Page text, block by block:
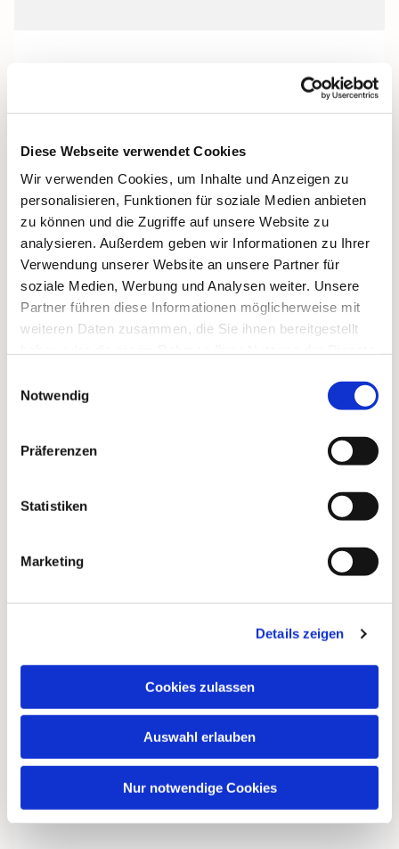
Diese Webseite verwendet Cookies
Wir verwenden Cookies, um Inhalte und Anzeigen zu
personalisieren, Funktionen für soziale Medien anbieten
zu können und die Zugriffe auf unsere Website zu
analysieren. Außerdem geben wir Informationen zu Ihrer
Verwendung unserer Website an unsere Partner für
soziale Medien, Werbung und Analysen weiter. Unsere
Partner führen diese Informationen möglicherweise mit
weiteren Daten zusammen, die Sie ihnen bereitgestellt
Notwendig
Präferenzen
Statistiken
Marketing
Details zeigen
Cookies zulassen
Auswahl erlauben
Nur notwendige Cookies